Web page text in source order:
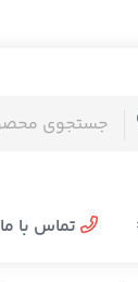
تماس با ما